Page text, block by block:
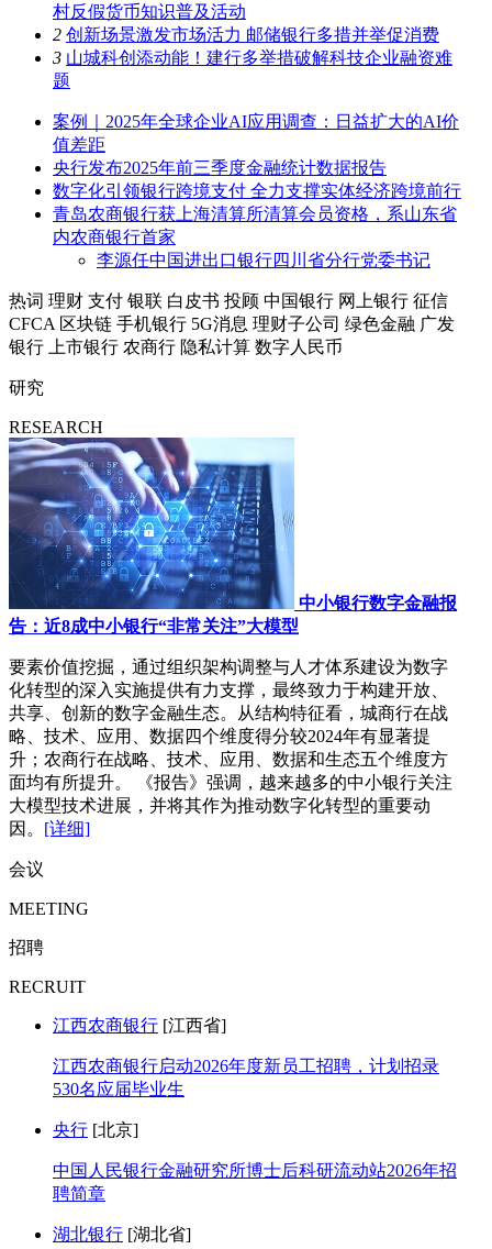
村反假货币知识普及活动
2 创新场景激发市场活力 邮储银行多措并举促消费
3 山城科创添动能！建行多举措破解科技企业融资难
题
案例｜2025年全球企业AI应用调查：日益扩大的AI价
值差距
央行发布2025年前三季度金融统计数据报告
数字化引领银行跨境支付 全力支撑实体经济跨境前行
青岛农商银行获上海清算所清算会员资格，系山东省
内农商银行首家
李源任中国进出口银行四川省分行党委书记
热词 理财 支付 银联 白皮书 投顾 中国银行 网上银行 征信
CFCA 区块链 手机银行 5G消息 理财子公司 绿色金融 广发
银行
上市银行 农商行 隐私计算 数字人民币
研究
RESEARCH
中小银行数字金融报
告：近8成中小银行“非常关注”大模型
要素价值挖掘，通过组织架构调整与人才体系建设为数字
化转型的深入实施提供有力支撑，最终致力于构建开放、
共享、创新的数字金融生态。从结构特征看，城商行在战
略、技术、应用、数据四个维度得分较2024年有显著提
升；农商行在战略、技术、应用、数据和生态五个维度方
面均有所提升。 《报告》强调，越来越多的中小银行关注
大模型技术进展，并将其作为推动数字化转型的重要动
因。 [详细]
会议
MEETING
招聘
RECRUIT
江西农商银行 [江西省]
江西农商银行启动2026年度新员工招聘，计划招录
530名应届毕业生
央行 [北京]
中国人民银行金融研究所博士后科研流动站2026年招
聘简章
湖北银行 [湖北省]